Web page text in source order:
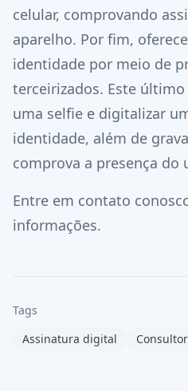
celular, comprovando
aparelho. Por fim,
identidade por meio de
terceirizados. Este
uma selfie e digitalizar
identidade, além de
comprova a presença do
Entre em contato
informações.
Tags
Assinatura digital